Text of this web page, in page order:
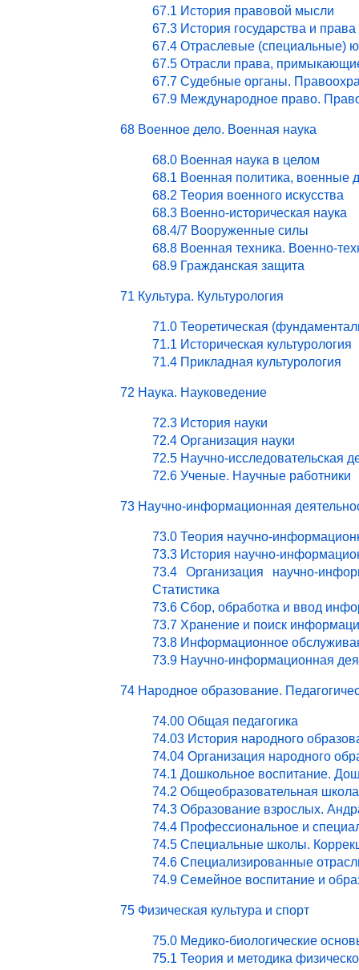
67.1 История правовой мысли
67.3 История государства и права
67.4 Отраслевые (специальные)
67.5 Отрасли права,
67.7 Судебные органы.
67.9 Международное право.
68 Военное дело. Военная наука
68.0 Военная наука в целом
68.1 Военная политика, военные
68.2 Теория военного искусства
68.3 Военно-историческая наука
68.4/7 Вооруженные силы
68.8 Военная техника. Военно-
68.9 Гражданская защита
71 Культура. Культурология
71.0 Теоретическая
71.1 Историческая культурология
71.4 Прикладная культурология
72 Наука. Науковедение
72.3 История науки
72.4 Организация науки
72.5 Научно-исследовательская
72.6 Ученые. Научные работники
73 Научно-информационная
73.0 Теория научно-
73.3 История научно-
73.4 Организация научно-
Статистика
73.6 Сбор, обработка и ввод
73.7 Хранение и поиск
73.8 Информационное
73.9 Научно-информационная
74 Народное образование.
74.00 Общая педагогика
74.03 История народного
74.04 Организация народного
74.1 Дошкольное воспитание.
74.2 Общеобразовательная
74.3 Образование взрослых.
74.4 Профессиональное и
74.5 Специальные школы.
74.6 Специализированные
74.9 Семейное воспитание и
75 Физическая культура и спорт
75.0 Медико-биологические
75.1 Теория и методика